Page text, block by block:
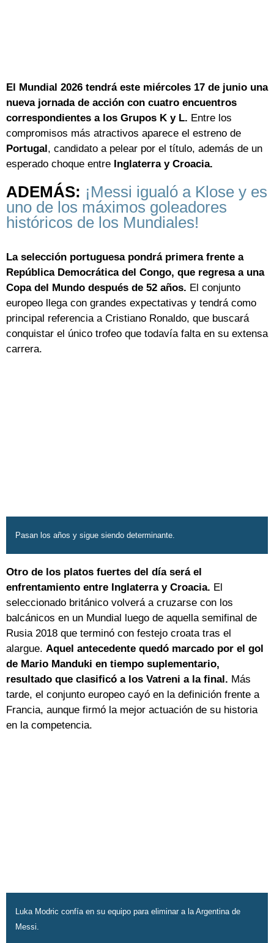
El Mundial 2026 tendrá este miércoles 17 de junio una
nueva jornada de acción con cuatro encuentros
correspondientes a los Grupos K y L. Entre los
compromisos más atractivos aparece el estreno de
Portugal, candidato a pelear por el título, además de un
esperado choque entre Inglaterra y Croacia.
ADEMÁS: ¡Messi igualó a Klose y es
uno de los máximos goleadores
históricos de los Mundiales!
La selección portuguesa pondrá primera frente a
República Democrática del Congo, que regresa a una
Copa del Mundo después de 52 años. El conjunto
europeo llega con grandes expectativas y tendrá como
principal referencia a Cristiano Ronaldo, que buscará
conquistar el único trofeo que todavía falta en su extensa
carrera.
Pasan los años y sigue siendo determinante.
Otro de los platos fuertes del día será el
enfrentamiento entre Inglaterra y Croacia. El
seleccionado británico volverá a cruzarse con los
balcánicos en un Mundial luego de aquella semifinal de
Rusia 2018 que terminó con festejo croata tras el
alargue. Aquel antecedente quedó marcado por el gol
de Mario Manduki en tiempo suplementario,
resultado que clasificó a los Vatreni a la final. Más
tarde, el conjunto europeo cayó en la definición frente a
Francia, aunque firmó la mejor actuación de su historia
en la competencia.
Luka Modric confía en su equipo para eliminar a la Argentina de
Messi.